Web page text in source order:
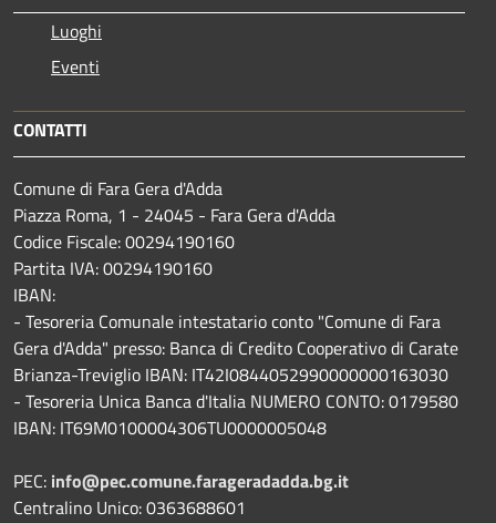
Luoghi
Eventi
CONTATTI
Comune di Fara Gera d'Adda
Piazza Roma, 1 - 24045 - Fara Gera d'Adda
Codice Fiscale: 00294190160
Partita IVA: 00294190160
IBAN:
- Tesoreria Comunale intestatario conto "Comune di Fara
Gera d'Adda" presso: Banca di Credito Cooperativo di Carate
Brianza-Treviglio IBAN: IT42I0844052990000000163030
- Tesoreria Unica Banca d'Italia NUMERO CONTO: 0179580
IBAN: IT69M0100004306TU0000005048
PEC: info@pec.comune.farageradadda.bg.it
Centralino Unico: 0363688601